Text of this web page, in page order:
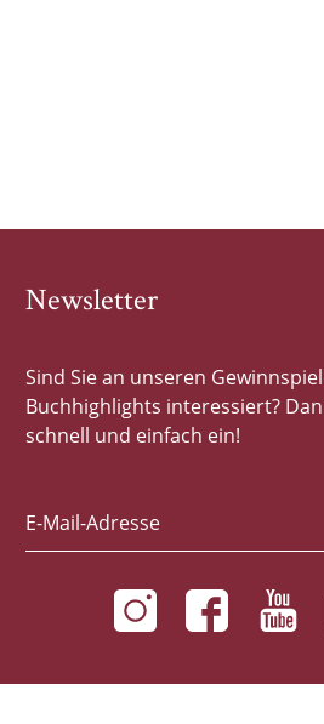
Newsletter
Sind Sie an unseren
Buchhighlights interessiert?
schnell und einfach ein!
E-Mail-Adresse